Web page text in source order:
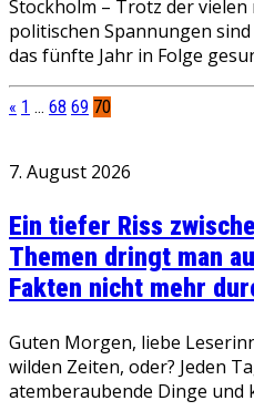
Stockholm – Trotz der
politischen Spannungen
das fünfte Jahr in Folge
« 1 … 68 69 70
7. August 2026
Ein tiefer Riss
Themen dringt man
Fakten nicht mehr
Guten Morgen, liebe
wilden Zeiten, oder? Jeden
atemberaubende Dinge und